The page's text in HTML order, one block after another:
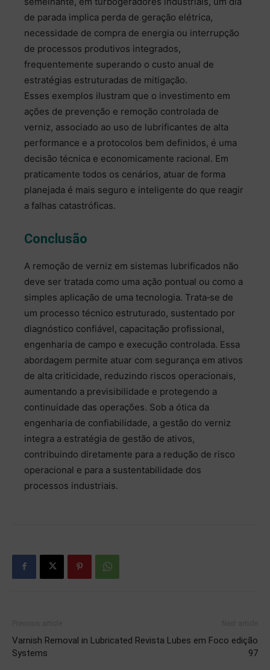
de parada implica perda de geração elétrica,
necessidade de compra de energia ou interrupção
de processos produtivos integrados,
frequentemente superando o custo anual de
estratégias estruturadas de mitigação.
Esses exemplos ilustram que o investimento em
ações de prevenção e remoção controlada de
verniz, associado ao uso de lubrificantes de alta
performance e a protocolos bem definidos, é uma
decisão técnica e economicamente racional. Em
praticamente todos os cenários, atuar de forma
planejada é mais seguro e inteligente do que reagir
a falhas catastróficas.
Conclusão
A remoção de verniz em sistemas lubrificados não
deve ser tratada como uma ação pontual ou como a
simples aplicação de uma tecnologia. Trata‑se de
um processo técnico estruturado, sustentado por
diagnóstico confiável, capacitação profissional,
engenharia de campo e execução controlada. Essa
abordagem permite atuar com segurança em ativos
de alta criticidade, reduzindo riscos operacionais,
aumentando a previsibilidade e protegendo a
continuidade das operações. Sob a ótica da
engenharia de confiabilidade, a gestão do verniz
integra a estratégia de gestão de ativos,
contribuindo diretamente para a redução de risco
operacional e para a sustentabilidade dos
processos industriais.
Varnish Removal in Lubricated
Systems
Revista Lubes em Foco edição
97